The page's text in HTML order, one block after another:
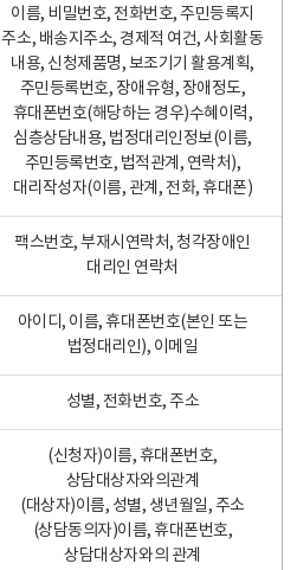
이름, 비밀번호, 전화번호, 주민등록지
주소, 배송지주소, 경제적 여건, 사회활동
내용, 신청제품명, 보조기기 활용계획,
주민등록번호, 장애유형, 장애정도,
휴대폰번호(해당하는 경우)수혜이력,
심층상담내용, 법정대리인정보(이름,
주민등록번호, 법적관계, 연락처),
대리작성자(이름, 관계, 전화, 휴대폰)
팩스번호, 부재시연락처, 청각장애인
대리인 연락처
아이디, 이름, 휴대폰번호(본인 또는
법정대리인), 이메일
성별, 전화번호, 주소
(신청자)이름, 휴대폰번호,
상담대상자와의관계
(대상자)이름, 성별, 생년월일, 주소
(상담동의자)이름, 휴대폰번호,
상담대상자와의 관계